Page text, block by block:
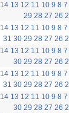
7
8
9
10
11
12
13
14
26
27
28
29
7
8
9
10
11
12
13
14
26
27
28
29
30
31
7
8
9
10
11
12
13
14
26
27
28
29
30
7
8
9
10
11
12
13
14
26
27
28
29
30
31
7
8
9
10
11
12
13
14
26
27
28
29
30